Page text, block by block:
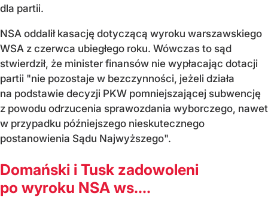
dla partii.
NSA oddalił kasację dotyczącą wyroku warszawskiego
WSA z czerwca ubiegłego roku. Wówczas to sąd
stwierdził, że minister finansów nie wypłacając dotacji
partii "nie pozostaje w bezczynności, jeżeli działa
na podstawie decyzji PKW pomniejszającej subwencję
z powodu odrzucenia sprawozdania wyborczego, nawet
w przypadku późniejszego nieskutecznego
postanowienia Sądu Najwyższego".
Domański i Tusk zadowoleni
po wyroku NSA ws....